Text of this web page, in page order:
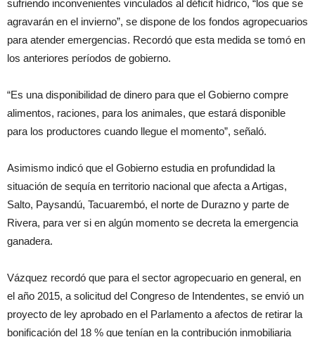
sufriendo inconvenientes vinculados al déficit hídrico, “los que se
agravarán en el invierno”, se dispone de los fondos agropecuarios
para atender emergencias. Recordó que esta medida se tomó en
los anteriores períodos de gobierno.
“Es una disponibilidad de dinero para que el Gobierno compre
alimentos, raciones, para los animales, que estará disponible
para los productores cuando llegue el momento”, señaló.
Asimismo indicó que el Gobierno estudia en profundidad la
situación de sequía en territorio nacional que afecta a Artigas,
Salto, Paysandú, Tacuarembó, el norte de Durazno y parte de
Rivera, para ver si en algún momento se decreta la emergencia
ganadera.
Vázquez recordó que para el sector agropecuario en general, en
el año 2015, a solicitud del Congreso de Intendentes, se envió un
proyecto de ley aprobado en el Parlamento a afectos de retirar la
bonificación del 18 % que tenían en la contribución inmobiliaria